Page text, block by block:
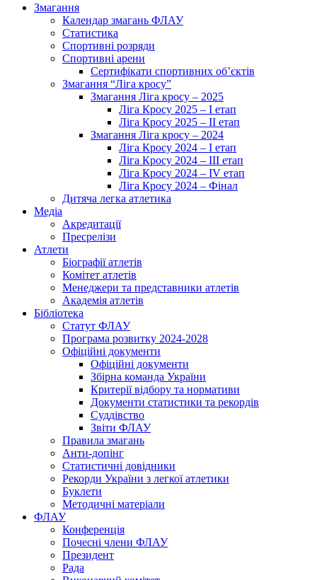
Змагання
Календар змагань ФЛАУ
Статистика
Спортивні розряди
Спортивні арени
Сертифікати спортивних об’єктів
Змагання “Ліга кросу”
Змагання Ліга кросу – 2025
Ліга Кросу 2025 – I етап
Ліга Кросу 2025 – II етап
Змагання Ліга кросу – 2024
Ліга Кросу 2024 – I етап
Ліга Кросу 2024 – III етап
Ліга Кросу 2024 – IV етап
Ліга Кросу 2024 – Фінал
Дитяча легка атлетика
Медіа
Акредитації
Пресрелізи
Атлети
Біографії атлетів
Комітет атлетів
Менеджери та представники атлетів
Академія атлетів
Бібліотека
Статут ФЛАУ
Програма розвитку 2024-2028
Офіційні документи
Офіційні документи
Збірна команда України
Критерії відбору та нормативи
Документи статистики та рекордів
Суддівство
Звіти ФЛАУ
Правила змагань
Анти-допінг
Статистичні довідники
Рекорди України з легкої атлетики
Буклети
Методичні матеріали
ФЛАУ
Конференція
Почесні члени ФЛАУ
Президент
Рада